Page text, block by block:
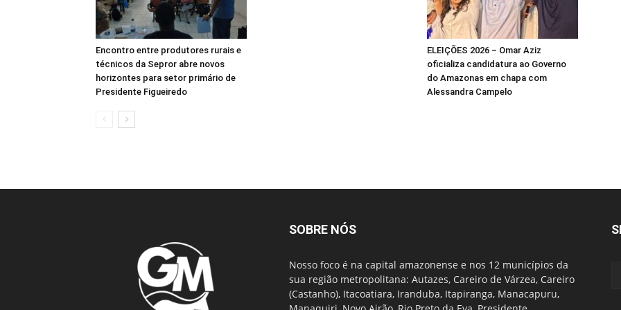
Encontro entre produtores rurais e
técnicos da Sepror abre novos
horizontes para setor primário de
Presidente Figueiredo
ELEIÇÕES 2026 – Omar Aziz
oficializa candidatura ao Governo
do Amazonas em chapa com
Alessandra Campelo
SOBRE NÓS
Nosso foco é na capital amazonense e nos 12 municípios da
sua região metropolitana: Autazes, Careiro de Várzea, Careiro
(Castanho), Itacoatiara, Iranduba, Itapiranga, Manacapuru,